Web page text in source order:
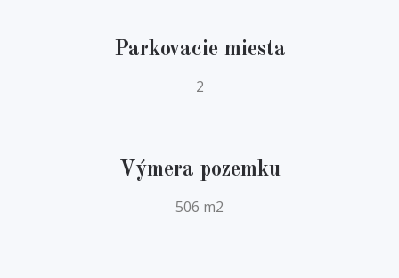
Parkovacie miesta
2
Výmera pozemku
506 m2